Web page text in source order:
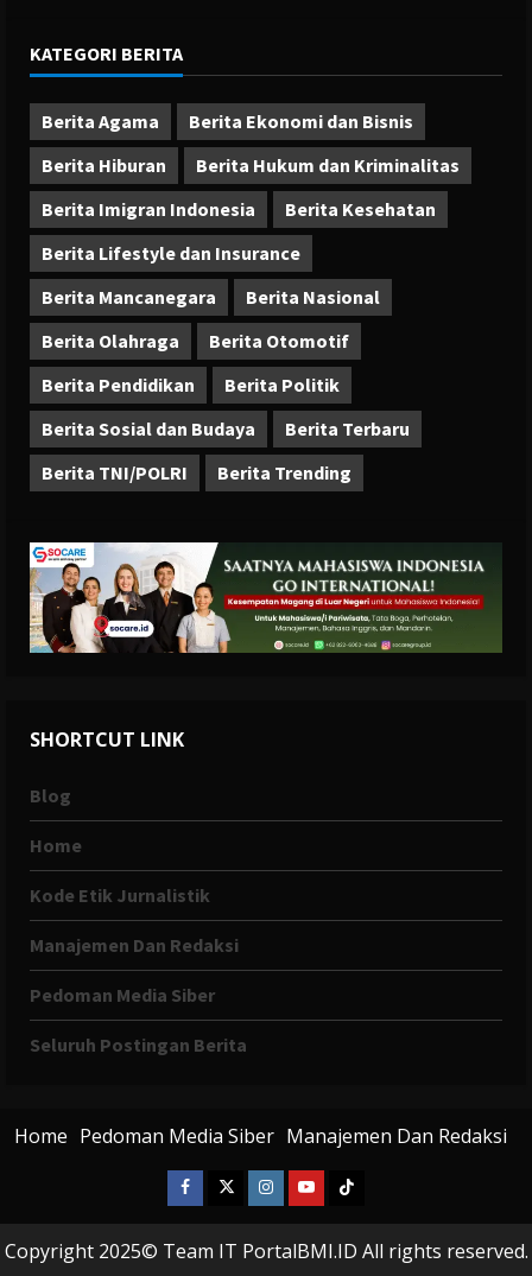
KATEGORI BERITA
Berita Agama
Berita Ekonomi dan Bisnis
Berita Hiburan
Berita Hukum dan Kriminalitas
Berita Imigran Indonesia
Berita Kesehatan
Berita Lifestyle dan Insurance
Berita Mancanegara
Berita Nasional
Berita Olahraga
Berita Otomotif
Berita Pendidikan
Berita Politik
Berita Sosial dan Budaya
Berita Terbaru
Berita TNI/POLRI
Berita Trending
SHORTCUT LINK
Blog
Home
Kode Etik Jurnalistik
Manajemen Dan Redaksi
Pedoman Media Siber
Seluruh Postingan Berita
Home Pedoman Media Siber Manajemen Dan Redaksi
Facebook
X
Instagram
YoutubeTiktok
Copyright 2025© Team IT PortalBMI.ID All rights reserved.